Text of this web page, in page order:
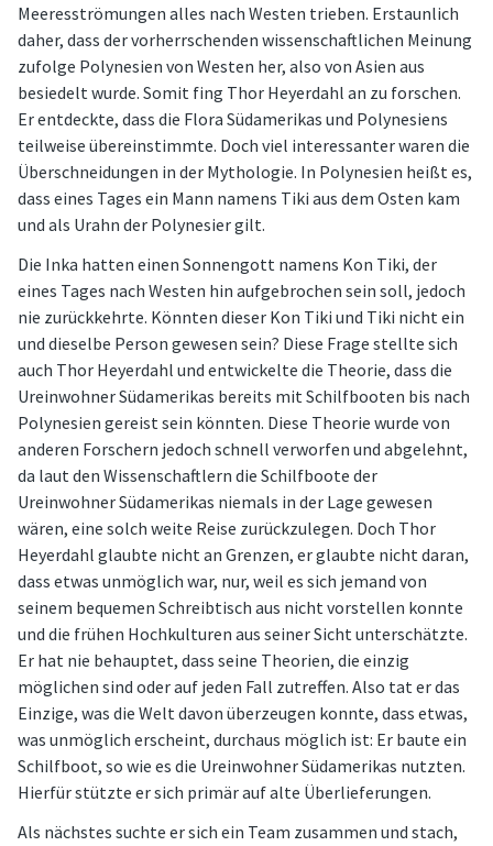
Meeresströmungen alles nach Westen trieben. Erstaunlich
daher, dass der vorherrschenden wissenschaftlichen Meinung
zufolge Polynesien von Westen her, also von Asien aus
besiedelt wurde. Somit fing Thor Heyerdahl an zu forschen.
Er entdeckte, dass die Flora Südamerikas und Polynesiens
teilweise übereinstimmte. Doch viel interessanter waren die
Überschneidungen in der Mythologie. In Polynesien heißt es,
dass eines Tages ein Mann namens Tiki aus dem Osten kam
und als Urahn der Polynesier gilt.
Die Inka hatten einen Sonnengott namens Kon Tiki, der
eines Tages nach Westen hin aufgebrochen sein soll, jedoch
nie zurückkehrte. Könnten dieser Kon Tiki und Tiki nicht ein
und dieselbe Person gewesen sein? Diese Frage stellte sich
auch Thor Heyerdahl und entwickelte die Theorie, dass die
Ureinwohner Südamerikas bereits mit Schilfbooten bis nach
Polynesien gereist sein könnten. Diese Theorie wurde von
anderen Forschern jedoch schnell verworfen und abgelehnt,
da laut den Wissenschaftlern die Schilfboote der
Ureinwohner Südamerikas niemals in der Lage gewesen
wären, eine solch weite Reise zurückzulegen. Doch Thor
Heyerdahl glaubte nicht an Grenzen, er glaubte nicht daran,
dass etwas unmöglich war, nur, weil es sich jemand von
seinem bequemen Schreibtisch aus nicht vorstellen konnte
und die frühen Hochkulturen aus seiner Sicht unterschätzte.
Er hat nie behauptet, dass seine Theorien, die einzig
möglichen sind oder auf jeden Fall zutreffen. Also tat er das
Einzige, was die Welt davon überzeugen konnte, dass etwas,
was unmöglich erscheint, durchaus möglich ist: Er baute ein
Schilfboot, so wie es die Ureinwohner Südamerikas nutzten.
Hierfür stützte er sich primär auf alte Überlieferungen.
Als nächstes suchte er sich ein Team zusammen und stach,